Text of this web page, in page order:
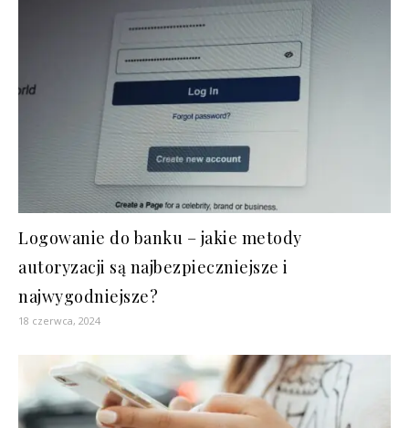
Logowanie do banku – jakie metody
autoryzacji są najbezpieczniejsze i
najwygodniejsze?
18 czerwca, 2024